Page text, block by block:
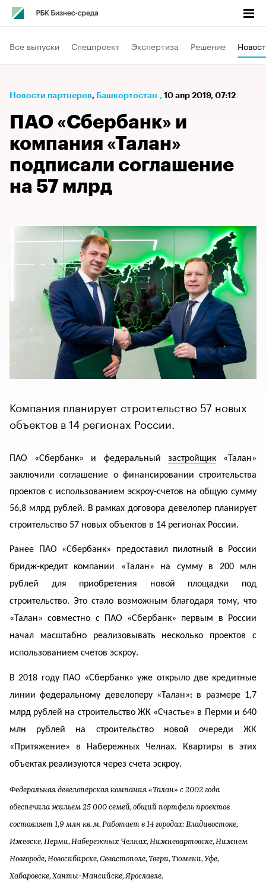
Все выпуски Спецпроект Экспертиза Решение
Новости партнеров⁠, Башкортостан , 10 апр 2019, 07:12
ПАО «Сбербанк» и
компания «Талан»
подписали соглашение
на 57 млрд
Компания планирует строительство 57 новых
объектов в 14 регионах России.
ПАО «Сбербанк» и федеральный застройщик«Талан»
заключили соглашение о финансировании строительства
проектов с использованием эскроу-счетов на общую сумму
56,8 млрд рублей. В рамках договора девелопер планирует
строительство 57 новых объектов в 14 регионах России.
Ранее ПАО «Сбербанк» предоставил пилотный в России
бридж-кредит компании «Талан» на сумму в 200 млн
рублей для приобретения новой площадки под
строительство. Это стало возможным благодаря тому, что
«Талан» совместно с ПАО «Сбербанк» первым в России
начал масштабно реализовывать несколько проектов с
использованием счетов эскроу.
В 2018 году ПАО «Сбербанк» уже открыло две кредитные
линии федеральному девелоперу «Талан»: в размере 1,7
млрд рублей на строительство ЖК «Счастье» в Перми и 640
млн рублей на строительство новой очереди ЖК
«Притяжение» в Набережных Челнах. Квартиры в этих
объектах реализуются через счета эскроу.
Федеральная девелоперская компания «Талан» с 2002 года
обеспечила жильем 25 000 семей, общий портфель проектов
составляет 1,9 млн кв. м. Работает в 14 городах: Владивостоке,
Ижевске, Перми, Набережных Челнах, Нижневартовске, Нижнем
Новгороде, Новосибирске, Севастополе, Твери, Тюмени, Уфе,
Хабаровске, Ханты-Мансийске, Ярославле.